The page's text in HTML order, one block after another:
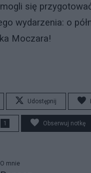
się
wydarzenia: o
Moczara!
Udostępnij
1 Obserwuj notkę
O mnie